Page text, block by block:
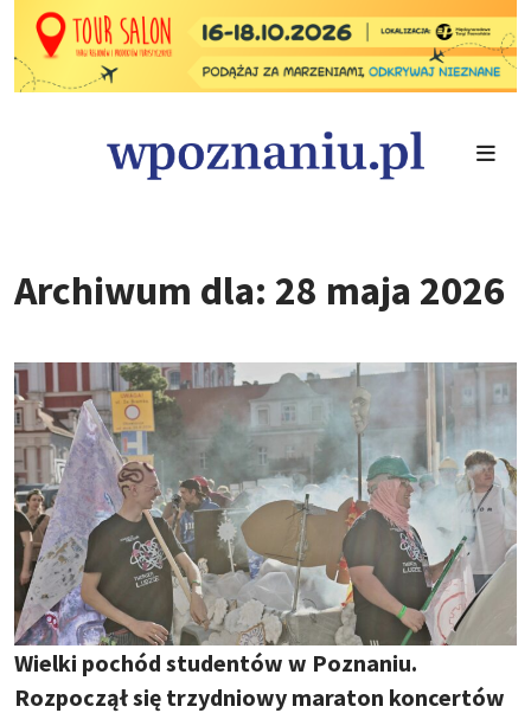
Archiwum dla: 28 maja 2026
Wielki pochód studentów w Poznaniu.
Rozpoczął się trzydniowy maraton koncertów